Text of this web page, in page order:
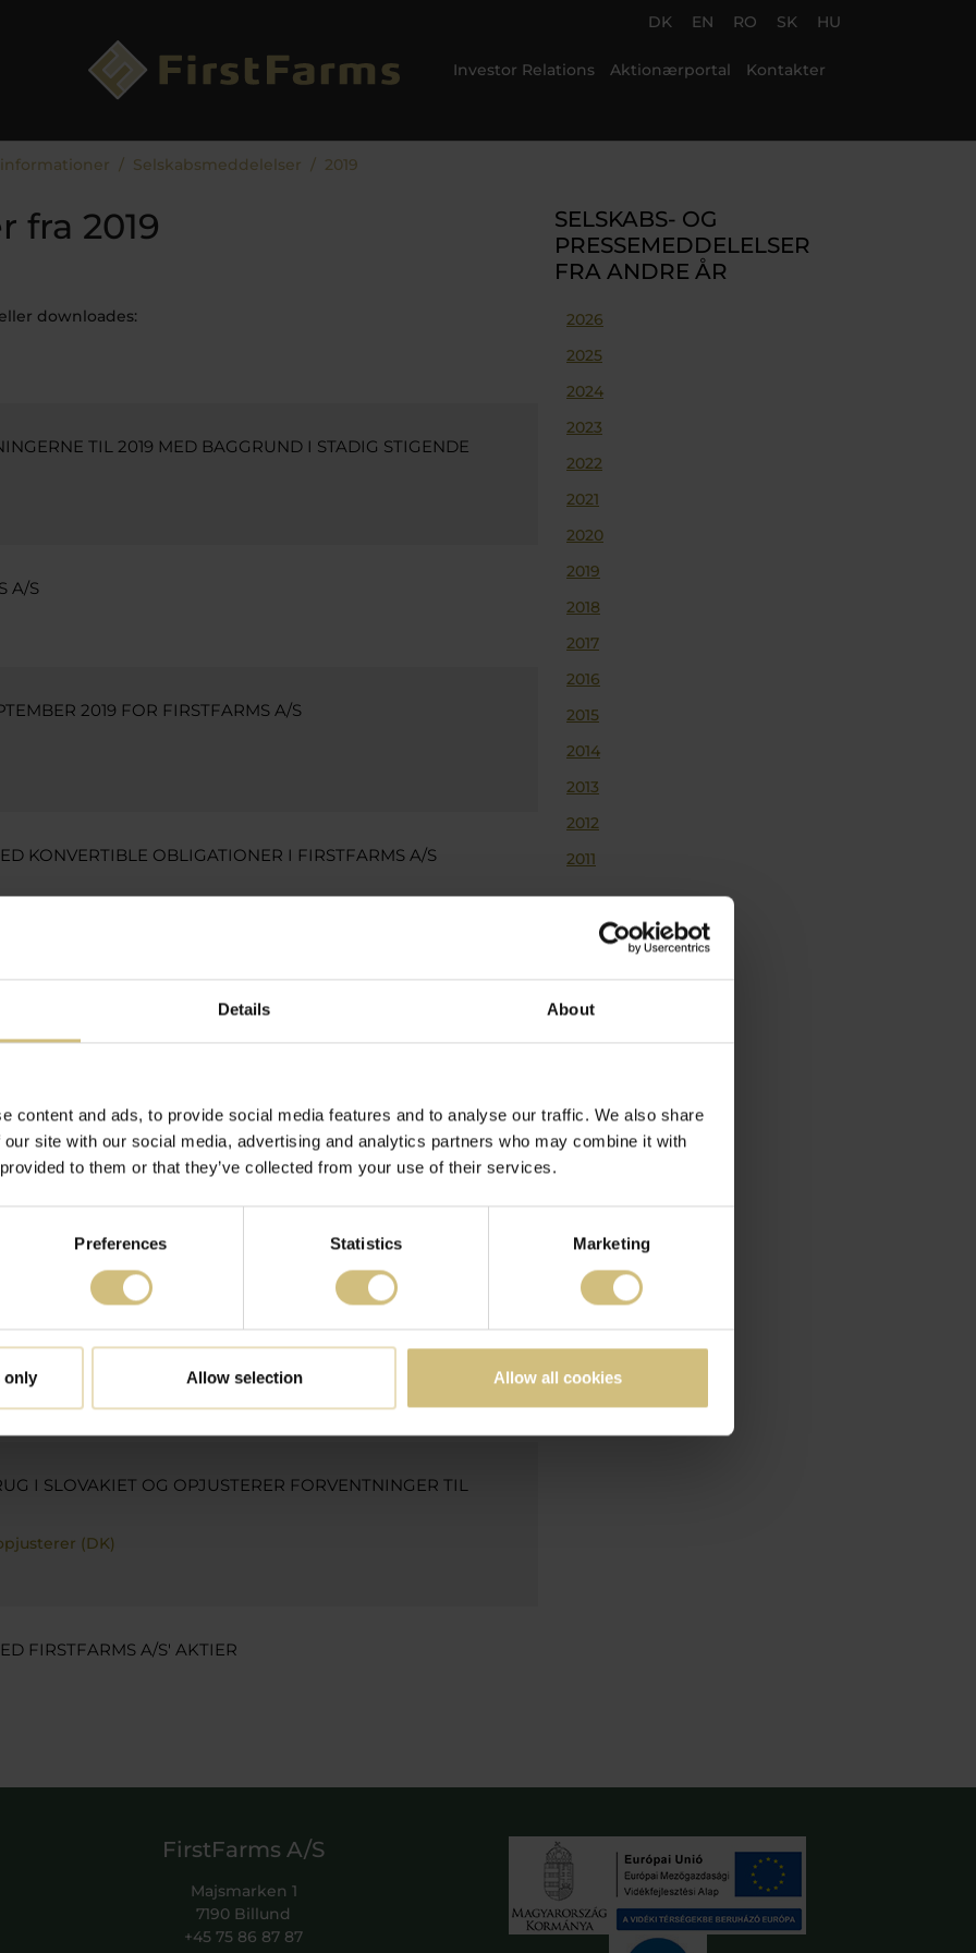
Details About
content and ads, to provide social media features and to analyse our traffic. We also share
site with our social media, advertising and analytics partners who may combine it with
to them or that they’ve collected from your use of their services.
Preferences Statistics Marketing
only Allow selection Allow all cookies
DK EN RO SK HU
Investor Relations Aktionærportal Kontakter
Selskabsmeddelelser 2019
fra 2019
downloades:
TIL 2019 MED BAGGRUND I STADIG STIGENDE
A/S
2019 FOR FIRSTFARMS A/S
KONVERTIBLE OBLIGATIONER I FIRSTFARMS A/S
AF OBLIGATIONER TIL AKTIER
TIL 2019 MED BAGGRUND I HØJE SVINEPRISER
FIRSTFARMS A/S' AKTIER
2019 FOR FIRSTFARMS A/S
I SLOVAKIET OG OPJUSTERER FORVENTNINGER TIL
(DK)
FIRSTFARMS A/S' AKTIER
SELSKABS- OG
PRESSEMEDDELELSER
FRA ANDRE ÅR
2026
2025
2024
2023
2022
2021
2020
2019
2018
2017
2016
2015
2014
2013
2012
2011
FirstFarms A/S
Majsmarken 1
7190 Billund
+45 75 86 87 87